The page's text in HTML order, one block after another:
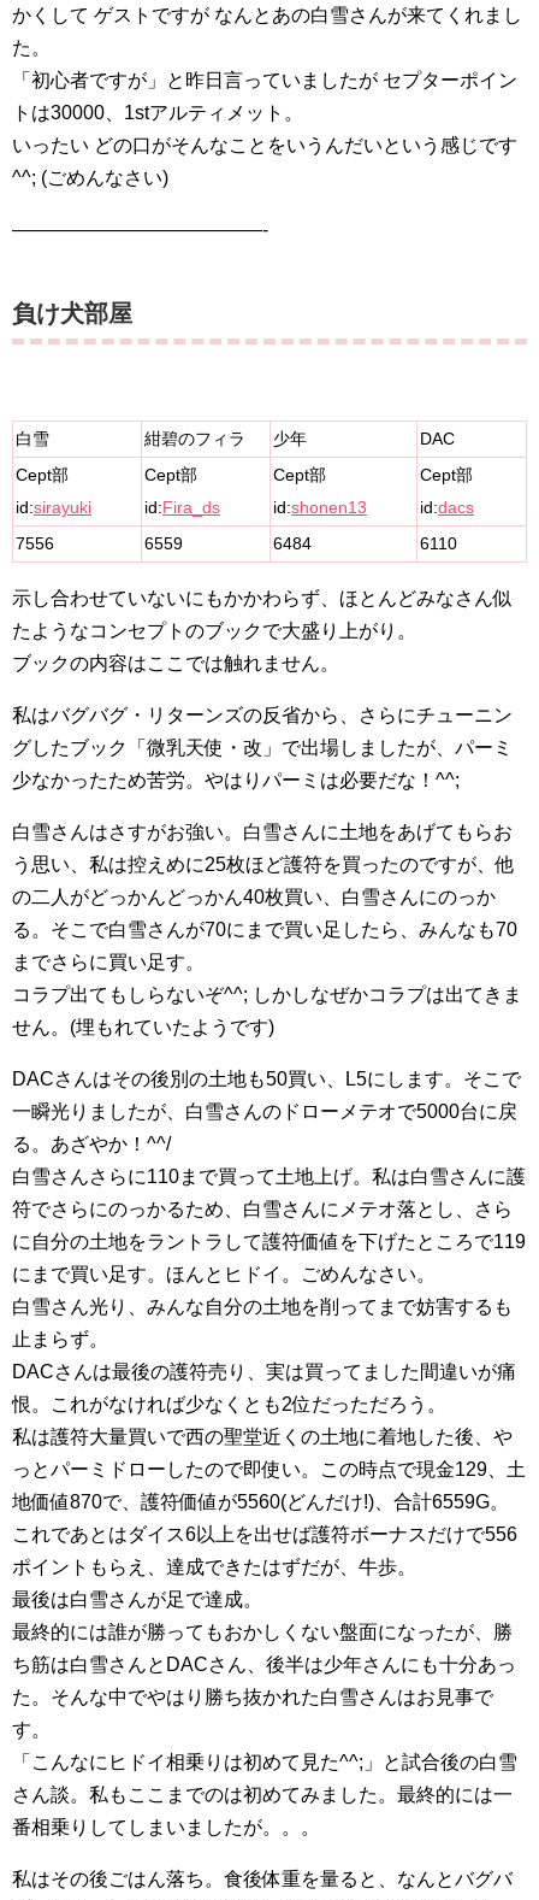
かくして ゲストですが なんとあの白雪さんが来てくれまし
た。
「初心者ですが」と昨日言っていましたが セプターポイン
トは30000、1stアルティメット。
いったい どの口がそんなことをいうんだいという感じです
^^; (ごめんなさい)
—————————————-
負け犬部屋
白雪 紺碧のフィラ 少年
DAC
Cept部
id:sirayuki
Cept部
id: Fira_ds
Cept部
id:shonen13
Cept部
id:dacs
7556
6559 6484 6110
示し合わせていないにもかかわらず、ほとんどみなさん似
たようなコンセプトのブックで大盛り上がり。
ブックの内容はここでは触れません。
私はバグバグ・リターンズの反省から、さらにチューニン
グしたブック「微乳天使・改」で出場しましたが、パーミ
少なかったため苦労。やはりパーミは必要だな！^^;
白雪さんはさすがお強い。白雪さんに土地をあげてもらお
う思い、私は控えめに25枚ほど護符を買ったのですが、他
の二人がどっかんどっかん40枚買い、白雪さんにのっか
る。そこで白雪さんが70にまで買い足したら、みんなも70
までさらに買い足す。
コラプ出てもしらないぞ^^; しかしなぜかコラプは出てきま
せん。(埋もれていたようです)
DACさんはその後別の土地も50買い、L5にします。そこで
一瞬光りましたが、白雪さんのドローメテオで5000台に戻
る。あざやか！^^/
白雪さんさらに110まで買って土地上げ。私は白雪さんに護
符でさらにのっかるため、白雪さんにメテオ落とし、さら
に自分の土地をラントラして護符価値を下げたところで119
にまで買い足す。ほんとヒドイ。ごめんなさい。
白雪さん光り、みんな自分の土地を削ってまで妨害するも
止まらず。
DACさんは最後の護符売り、実は買ってました間違いが痛
恨。これがなければ少なくとも2位だっただろう。
私は護符大量買いで西の聖堂近くの土地に着地した後、や
っとパーミドローしたので即使い。この時点で現金129、土
地価値870で、護符価値が5560(どんだけ!)、合計6559G。
これであとはダイス6以上を出せば護符ボーナスだけで556
ポイントもらえ、達成できたはずだが、牛歩。
最後は白雪さんが足で達成。
最終的には誰が勝ってもおかしくない盤面になったが、勝
ち筋は白雪さんとDACさん、後半は少年さんにも十分あっ
た。そんな中でやはり勝ち抜かれた白雪さんはお見事で
す。
「こんなにヒドイ相乗りは初めて見た^^;」と試合後の白雪
さん談。私もここまでのは初めてみました。最終的には一
番相乗りしてしまいましたが。。。
私はその後ごはん落ち。食後体重を量ると、なんとバグバ